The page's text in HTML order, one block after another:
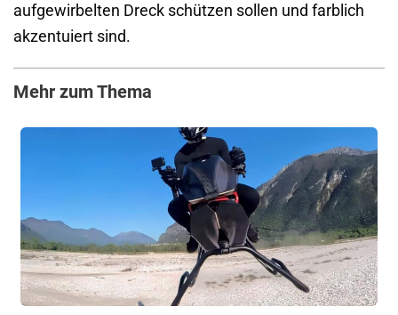
aufgewirbelten Dreck schützen sollen und farblich
akzentuiert sind.
Mehr zum Thema